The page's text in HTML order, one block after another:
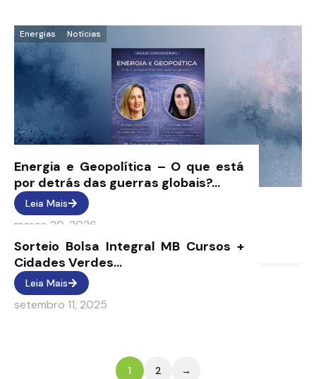
Energias Notícias
Energia e Geopolítica – O que está
por detrás das guerras globais?...
Leia Mais
março 20, 2026
Notícias
Sorteio Bolsa Integral MB Cursos +
Cidades Verdes...
Leia Mais
setembro 11, 2025
1 2 →